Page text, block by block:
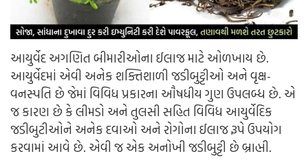
આયુર્વેદ અગણિત બીમારીઓના ઈલાજ માટે ઓળખાય છે.
આયુર્વેદમાં એવી અનેક શક્તિશાળી જડીબુટ્ટીઓ અને વૃક્ષ-
વનસ્પતિ છે જેમાં વિવિધ પ્રકારના ઔષધીય ગુણ ઉપલબ્ધ છે. એ
જ કારણ છે કે લીમડો અને તુલસી સહિત વિવિધ આયુર્વેદિક
જડીબુટીઓને અનેક દવાઓ અને રોગોના ઈલાજ રૂપે ઉપયોગ
કરવામાં આવે છે. એવી જ એક અનોખી જડીબુટ્ટી છે બ્રાહ્મી.